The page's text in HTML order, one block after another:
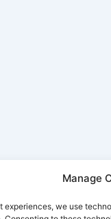
Manage
experiences, we use